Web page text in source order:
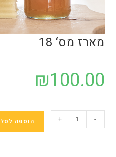
מארז מס‘ 18
₪100.00
של
-
+ הוספה לסל